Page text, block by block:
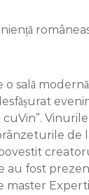
o sală
de
au fost
master